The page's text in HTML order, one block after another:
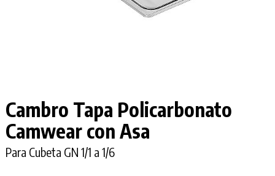
Cambro Tapa Policarbonato
Camwear con Asa
Para Cubeta GN 1/1 a 1/6